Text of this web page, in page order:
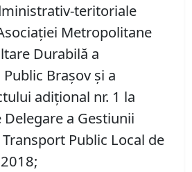
teritoriale
Metropolitane
Durabilă a
Braşov și a
adiţional nr. 1 la
a Gestiunii
Public Local de